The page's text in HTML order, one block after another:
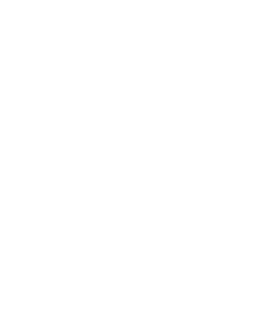
与しています
ユーザーです
た実績があります
があります
せん